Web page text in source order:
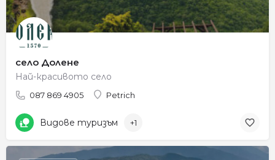
село Долене
Най-красивото село
087 869 4905 Petrich
Видове туризъм +1